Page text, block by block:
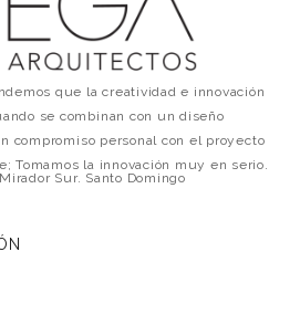
que la creatividad e innovación
se combinan con un diseño
compromiso personal con el proyecto
Tomamos la innovación muy en serio.
Sur. Santo Domingo